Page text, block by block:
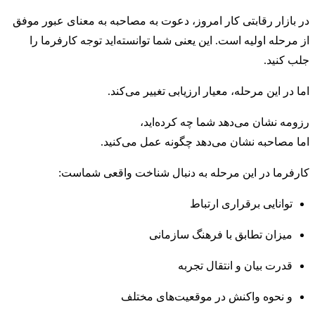
در بازار رقابتی کار امروز، دعوت به مصاحبه به معنای عبور موفق
از مرحله اولیه است. این یعنی شما توانسته‌اید توجه کارفرما را
جلب کنید.
اما در این مرحله، معیار ارزیابی تغییر می‌کند.
رزومه نشان می‌دهد شما چه کرده‌اید،
اما مصاحبه نشان می‌دهد چگونه عمل می‌کنید.
کارفرما در این مرحله به دنبال شناخت واقعی شماست:
توانایی برقراری ارتباط
میزان تطابق با فرهنگ سازمانی
قدرت بیان و انتقال تجربه
و نحوه واکنش در موقعیت‌های مختلف